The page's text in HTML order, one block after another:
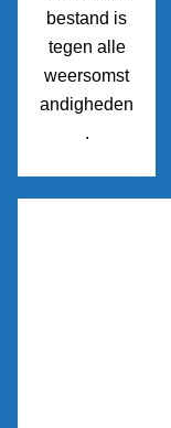
bestand is
tegen alle
weersomst
andigheden
.